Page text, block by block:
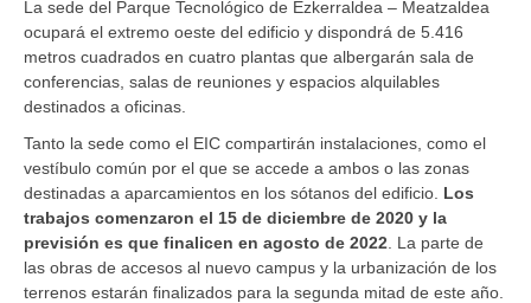
La sede del Parque Tecnológico de Ezkerraldea – Meatzaldea
ocupará el extremo oeste del edificio y dispondrá de 5.416
metros cuadrados en cuatro plantas que albergarán sala de
conferencias, salas de reuniones y espacios alquilables
destinados a oficinas.
Tanto la sede como el EIC compartirán instalaciones, como el
vestíbulo común por el que se accede a ambos o las zonas
destinadas a aparcamientos en los sótanos del edificio. Los
trabajos comenzaron el 15 de diciembre de 2020 y la
previsión es que finalicen en agosto de 2022 . La parte de
las obras de accesos al nuevo campus y la urbanización de los
terrenos estarán finalizados para la segunda mitad de este año.